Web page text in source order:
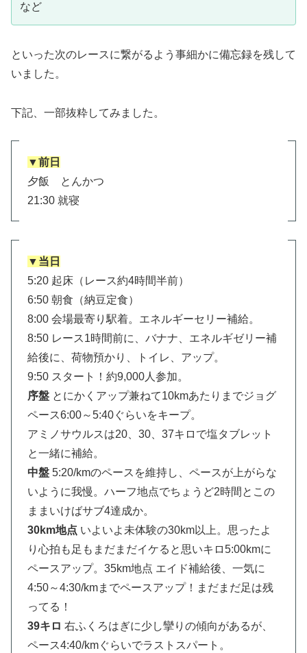
など
といった次のレースに繋がるよう事細かに備忘録を残して
いました。
下記、一部抜粋してみました。
▼前日
夕飯 とんかつ
21:30 就寝
▼当日
5:20 起床（レース約4時間半前）
6:50 朝食（納豆定食）
8:00 会場最寄り駅着。エネルギーセリー補給。
8:50 レース1時間前に、バナナ、エネルギゼリー補
給後に、荷物預かり、トイレ、アップ。
9:50 スタート！約9,000人参加。
序盤 とにかくアップ兼ねて10kmあたりまでジョグ
ペース6:00～5:40ぐらいをキープ。
アミノサウルスは20、30、37キロで塩タブレット
と一緒に補給。
中盤 5:20/kmのペースを維持し、ペースが上がらな
いように我慢。ハーフ地点でちょうど2時間とこの
ままいけばサブ4達成か。
30km地点 いよいよ未体験の30km以上。思ったよ
り心拍も足もまだまだイケると思いキロ5:00kmに
ペースアップ。35km地点 エイド補給後、一気に
4:50～4:30/kmまでペースアップ！まだまだ足は残
ってる！
39キロ 右ふくろはぎに少し攣りの傾向があるが、
ペース4:40/kmぐらいでラストスパート。